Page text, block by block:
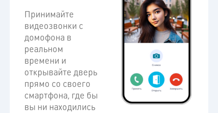
Принимайте
видеозвонки с
домофона в
реальном
времени и
открывайте дверь
прямо со своего
смартфона, где бы
вы ни находились